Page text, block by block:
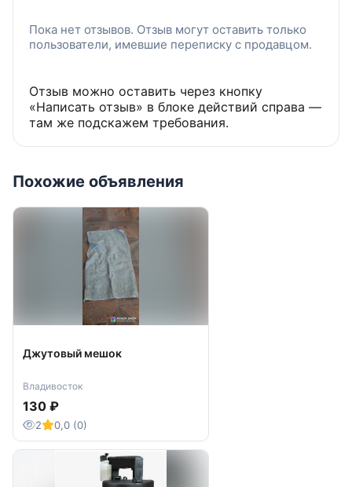
Пока нет отзывов. Отзыв могут оставить только
пользователи, имевшие переписку с продавцом.
Отзыв можно оставить через кнопку
«Написать отзыв» в блоке действий справа —
там же подскажем требования.
Похожие объявления
Джутовый мешок
Владивосток
130 ₽
2 0,0 (0)